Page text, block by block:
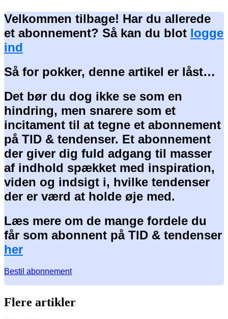
Velkommen tilbage! Har du allerede
et abonnement? Så kan du blot logge
ind
Så for pokker, denne artikel er låst…
Det bør du dog ikke se som en
hindring, men snarere som et
incitament til at tegne et abonnement
på TID & tendenser. Et abonnement
der giver dig fuld adgang til masser
af indhold spækket med inspiration,
viden og indsigt i, hvilke tendenser
der er værd at holde øje med.
Læs mere om de mange fordele du
får som abonnent på TID & tendenser
her
Bestil abonnement
Flere artikler